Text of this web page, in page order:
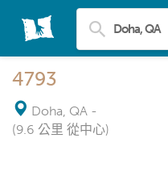
4793
Doha, QA -
(9.6 公里 從中心)